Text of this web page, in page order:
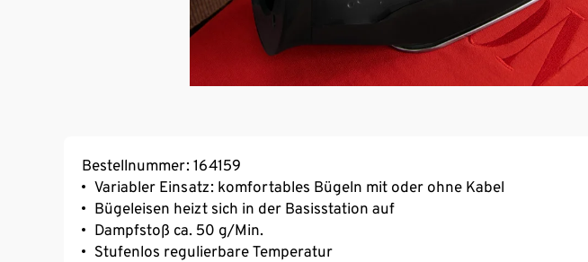
Bestellnummer: 164159
Variabler Einsatz: komfortables Bügeln mit oder ohne Kabel
Bügeleisen heizt sich in der Basisstation auf
Dampfstoß ca. 50 g/Min.
Stufenlos regulierbare Temperatur